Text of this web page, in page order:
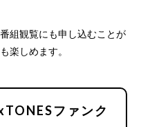
組観覧にも申し込むことが
楽しめます。
ファンク